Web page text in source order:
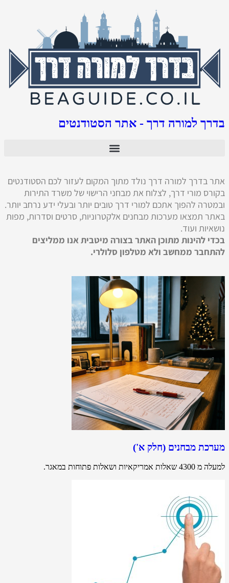
בדרך למורה דרך - אתר הסטודנטים
אתר בדרך למורה דרך נולד מתוך המקום לעזור לכם הסטודנטים
בקורס מורי דרך, לצלוח את מבחני הרישוי של משרד התירות
ובמטרה להפוך אתכם למורי דרך טובים יותר ובעלי ידע נרחב יותר.
באתר תמצאו מערכות מבחנים אלקטרוניות, סרטים וסדרות, מפות
נושאיות ועוד.
בכדי להינות מתוכן האתר בצורה מיטבית אנו ממליצים
להתחבר ממחשב ולא מטלפון סלולרי.
מערכת מבחנים (חלק א')
למעלה מ 4300 שאלות אמריקאיות ושאלות פתוחות במאגר.